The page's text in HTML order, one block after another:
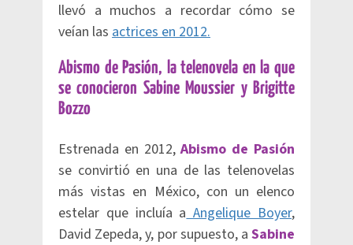
llevó a muchos a recordar cómo se
veían las actrices en 2012.
Abismo de Pasión, la telenovela en la que
se conocieron Sabine Moussier y Brigitte
Bozzo
Estrenada en 2012,Abismo de Pasión
se convirtió en una de las telenovelas
más vistas en México, con un elenco
estelar que incluía aAngelique Boyer,
David Zepeda, y, por supuesto, a Sabine